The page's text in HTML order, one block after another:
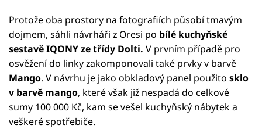
Protože oba prostory na fotografiích působí tmavým
dojmem, sáhli návrháři z Oresi po bílé kuchyňské
sestavě IQONY ze třídy Dolti. V prvním případě pro
osvěžení do linky zakomponovali také prvky v barvě
Mango. V návrhu je jako obkladový panel použito sklo
v barvě mango, které však již nespadá do celkové
sumy 100 000 Kč, kam se vešel kuchyňský nábytek a
veškeré spotřebiče.